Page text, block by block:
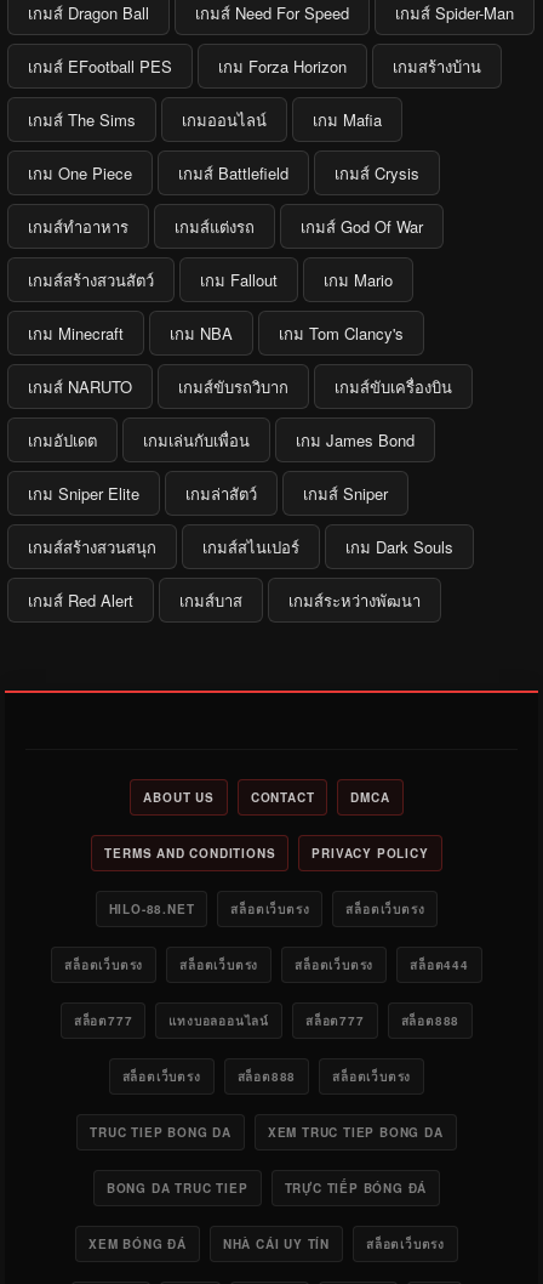
เกมส์ Dragon Ball เกมส์ Need For Speed เกมส์ Spider-Man
เกมส์ EFootball PES เกม Forza Horizon เกมสร้างบ้าน
เกมส์ The Sims เกมออนไลน์ เกม Mafia
เกม One Piece เกมส์ Battlefield เกมส์ Crysis
เกมส์ทำอาหาร เกมส์แต่งรถ เกมส์ God Of War
เกมส์สร้างสวนสัตว์ เกม Fallout เกม Mario
เกม Minecraft เกม NBA เกม Tom Clancy's
เกมส์ NARUTO เกมส์ขับรถวิบาก เกมส์ขับเครื่องบิน
เกมอัปเดต เกมเล่นกับเพื่อน เกม James Bond
เกม Sniper Elite เกมล่าสัตว์ เกมส์ Sniper
เกมส์สร้างสวนสนุก เกมส์สไนเปอร์ เกม Dark Souls
เกมส์ Red Alert เกมส์บาส เกมส์ระหว่างพัฒนา
ABOUT US CONTACT DMCA
TERMS AND CONDITIONS PRIVACY POLICY
HILO-88.NET สล็อตเว็บตรง สล็อตเว็บตรง
สล็อตเว็บตรง สล็อตเว็บตรง สล็อตเว็บตรง สล็อต444
สล็อต777 แทงบอลออนไลน์ สล็อต777 สล็อต888
สล็อตเว็บตรง สล็อต888 สล็อตเว็บตรง
TRUC TIEP BONG DA XEM TRUC TIEP BONG DA
BONG DA TRUC TIEP TRỰC TIẾP BÓNG ĐÁ
XEM BÓNG ĐÁ NHÀ CÁI UY TÍN สล็อตเว็บตรง